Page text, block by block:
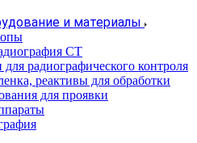
и материалы
CT
радиографического контроля
реактивы для обработки
для проявки